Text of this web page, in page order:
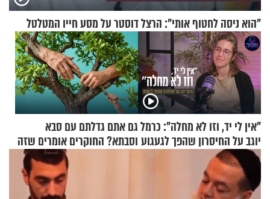
"הוא ניסה לחטוף אותי": הרצל דוסטר על מסע חייו המטלטל
"אין לי יד, וזו לא מחלה": כרמל
יוגב על החיסרון שהפך לגעגוע
גם אתם גדלתם עם סבא
וסבתא? החוקרים אומרים שזה